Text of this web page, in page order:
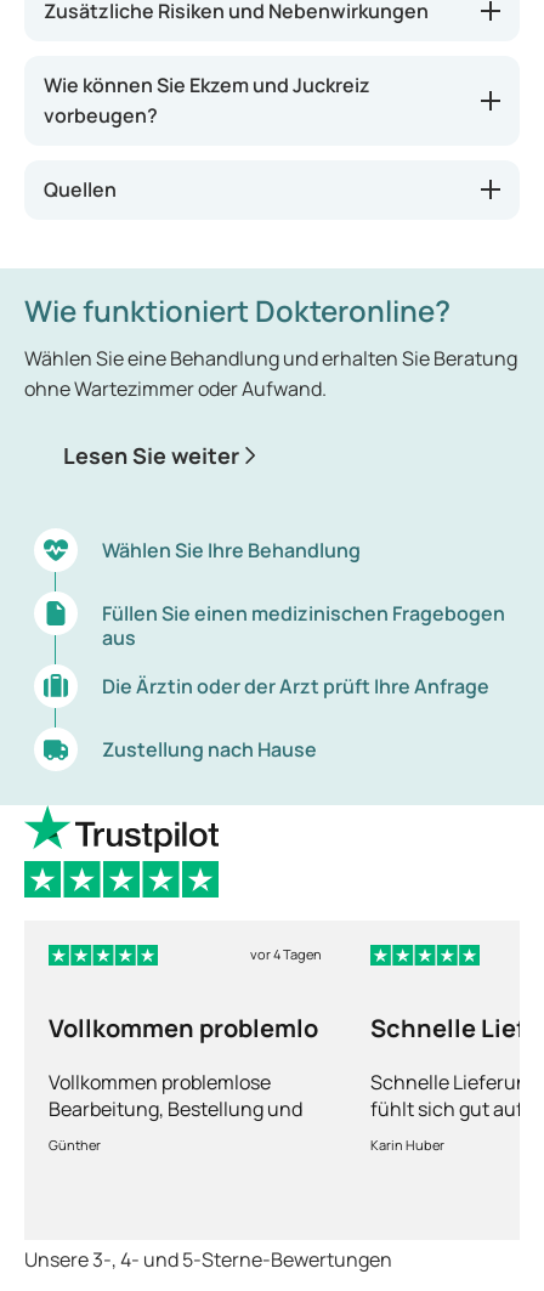
Zusätzliche Risiken und Nebenwirkungen
Wie können Sie Ekzem und Juckreiz
vorbeugen?
Quellen
Wie funktioniert Dokteronline?
Wählen Sie eine Behandlung und erhalten Sie Beratung
ohne Wartezimmer oder Aufwand.
Lesen Sie weiter
Wählen Sie Ihre Behandlung
Füllen Sie einen medizinischen Fragebogen
aus
Die Ärztin oder der Arzt prüft Ihre Anfrage
Zustellung nach Hause
vor 4 Tagen
Vollkommen problemlo
Vollkommen problemlose
Bearbeitung, Bestellung und
Lieferung
Günther
Schnelle
Schnelle Lieferung
fühlt sich gut
Fragen kann man
Karin Huber
Unsere 3-, 4- und 5-Sterne-Bewertungen